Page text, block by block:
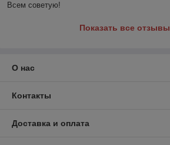
Всем советую!
Показать все отзывы
О нас
Контакты
Доставка и оплата